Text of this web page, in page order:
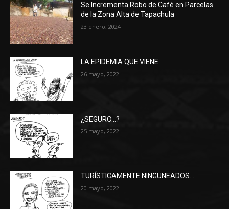
Se Incrementa Robo de Café en Parcelas
de la Zona Alta de Tapachula
23 enero, 2024
LA EPIDEMIA QUE VIENE
26 mayo, 2022
¿SEGURO…?
25 mayo, 2022
TURÍSTICAMENTE NINGUNEADOS…
20 mayo, 2022